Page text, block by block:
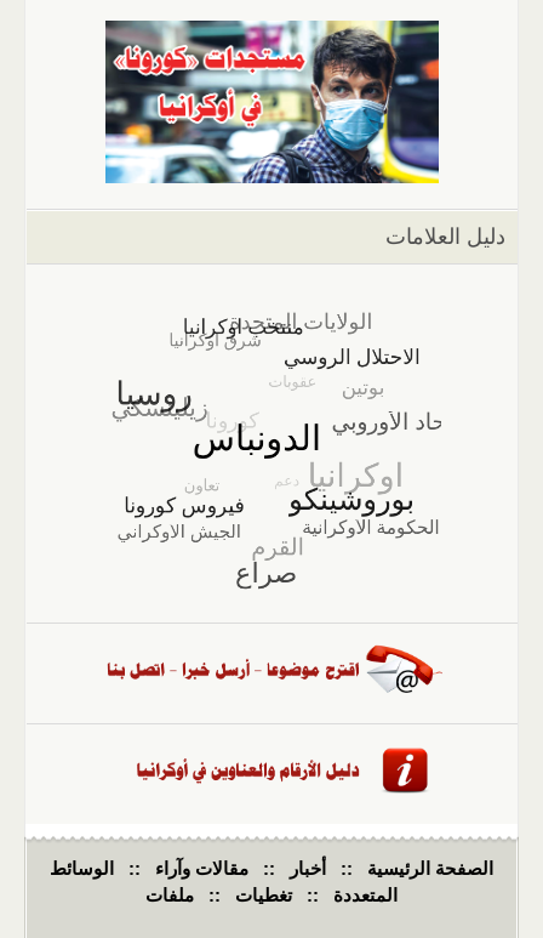
دليل العلامات
الصفحة الرئيسية :: أخبار :: مقالات وآراء ::
الوسائط
المتعددة
:: تغطيات :: ملفات